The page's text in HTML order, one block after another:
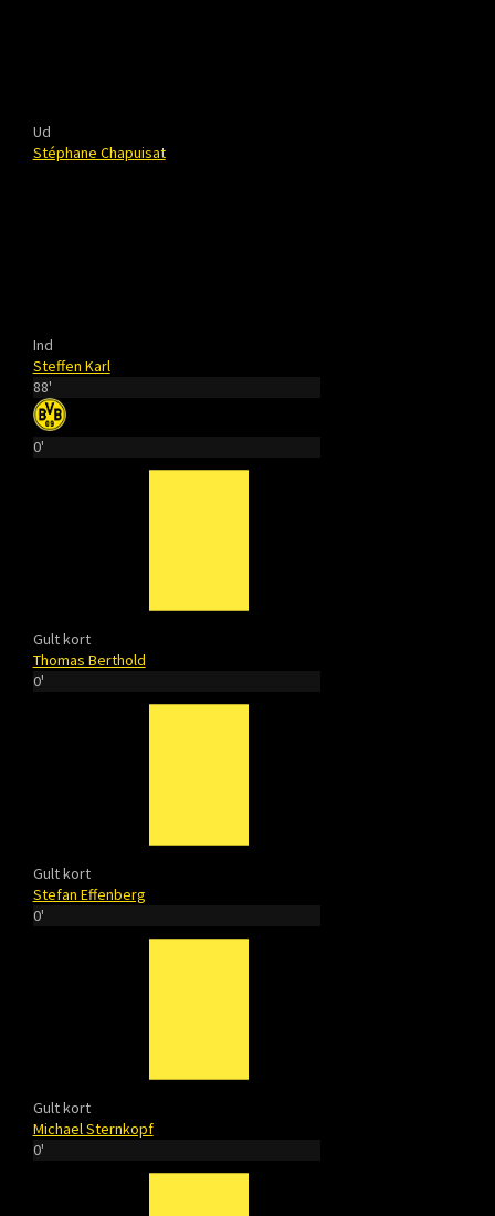
Ud
Stéphane Chapuisat
Ind
Steffen Karl
88'
0'
Gult kort
Thomas Berthold
0'
Gult kort
Stefan Effenberg
0'
Gult kort
Michael Sternkopf
0'